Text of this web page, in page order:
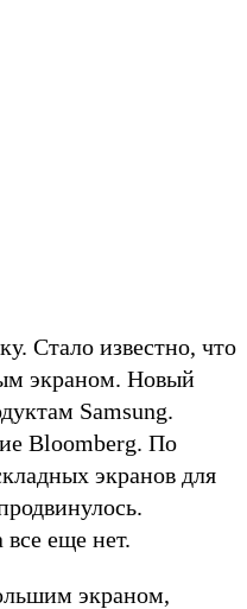
Стало известно, что
экраном. Новый
Samsung.
Bloomberg. По
экранов для
еще нет.
экраном,